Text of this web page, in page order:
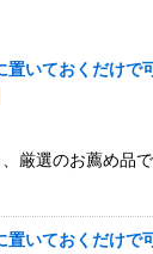
いておくだけで
厳選のお薦め品
いておくだけで